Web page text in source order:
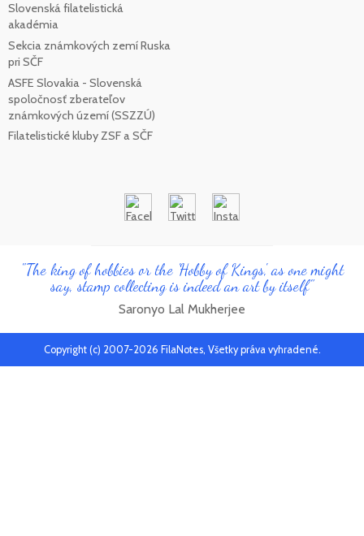
Slovenská filatelistická
akadémia
Sekcia známkových zemí Ruska
pri SČF
ASFE Slovakia - Slovenská
spoločnosť zberateľov
známkových území (SSZZÚ)
Filatelistické kluby ZSF a SČF
"The king of hobbies or the 'Hobby of Kings', as one might
say, stamp collecting is indeed an art by itself"
Saronyo Lal Mukherjee
Copyright (c) 2007-2026 FilaNotes, Všetky práva vyhradené.